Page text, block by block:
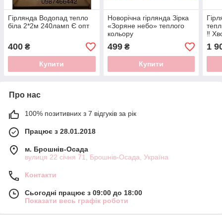
Гірлянда Водопад тепло
біла 2*2м 240ламп Є опт
400 ₴
Купити
Новорічна гірлянда Зірка
«Зоряне небо» теплого
кольору
499₴
Купити
‼️
1
Про нас
100% позитивних з 7 відгуків за рік
Працює з 28.01.2018
м. Брошнів-Осада
вулиця 22 січня 71, Брошнів-Осада, Україна
Контакти
Сьогодні працює з 09:00 до 18:00
Показати весь графік роботи